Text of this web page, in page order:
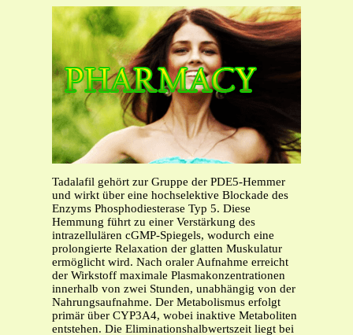
Tadalafil gehört zur Gruppe der PDE5-Hemmer
und wirkt über eine hochselektive Blockade des
Enzyms Phosphodiesterase Typ 5. Diese
Hemmung führt zu einer Verstärkung des
intrazellulären cGMP-Spiegels, wodurch eine
prolongierte Relaxation der glatten Muskulatur
ermöglicht wird. Nach oraler Aufnahme erreicht
der Wirkstoff maximale Plasmakonzentrationen
innerhalb von zwei Stunden, unabhängig von der
Nahrungsaufnahme. Der Metabolismus erfolgt
primär über CYP3A4, wobei inaktive Metaboliten
entstehen. Die Eliminationshalbwertszeit liegt bei